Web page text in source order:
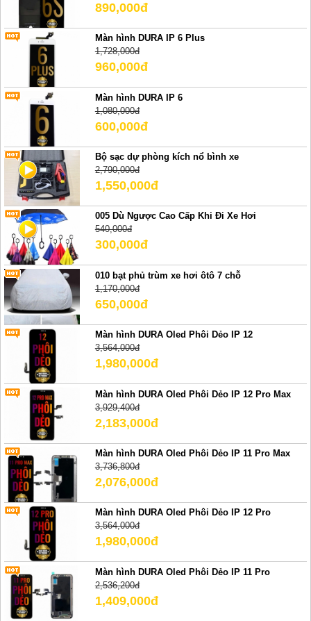
890,000đ
Màn hình DURA IP 6 Plus
1,728,000đ
960,000đ
Màn hình DURA IP 6
1,080,000đ
600,000đ
Bộ sạc dự phòng kích nổ bình xe
2,790,000đ
1,550,000đ
005 Dù Ngược Cao Cấp Khi Đi Xe Hơi
540,000đ
300,000đ
010 bạt phủ trùm xe hơi ôtô 7 chỗ
1,170,000đ
650,000đ
Màn hình DURA Oled Phôi Dẻo IP 12
3,564,000đ
1,980,000đ
Màn hình DURA Oled Phôi Dẻo IP 12 Pro Max
3,929,400đ
2,183,000đ
Màn hình DURA Oled Phôi Dẻo IP 11 Pro Max
3,736,800đ
2,076,000đ
Màn hình DURA Oled Phôi Dẻo IP 12 Pro
3,564,000đ
1,980,000đ
Màn hình DURA Oled Phôi Dẻo IP 11 Pro
2,536,200đ
1,409,000đ